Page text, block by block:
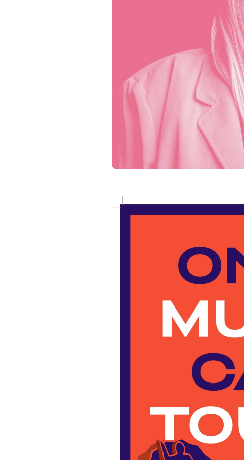
L’accès à bord de Célestine est
Pour information, le nombre de
événement, la terrasse de
le personnel peut être amené à
limite des 50 personnes atteinte.